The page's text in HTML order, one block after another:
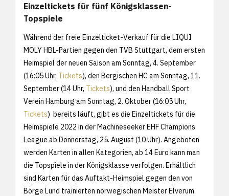
Einzeltickets für fünf Königsklassen-
Topspiele
Während der freie Einzelticket-Verkauf für die LIQUI
MOLY HBL-Partien gegen den TVB Stuttgart, dem ersten
Heimspiel der neuen Saison am Sonntag, 4. September
(16:05 Uhr, Tickets), den Bergischen HC am Sonntag, 11.
September (14 Uhr, Tickets), und den Handball Sport
Verein Hamburg am Sonntag, 2. Oktober (16:05 Uhr,
Tickets) bereits läuft, gibt es die Einzeltickets für die
Heimspiele 2022 in der Machineseeker EHF Champions
League ab Donnerstag, 25. August (10 Uhr). Angeboten
werden Karten in allen Kategorien, ab 14 Euro kann man
die Topspiele in der Königsklasse verfolgen. Erhältlich
sind Karten für das Auftakt-Heimspiel gegen den von
Börge Lund trainierten norwegischen Meister Elverum